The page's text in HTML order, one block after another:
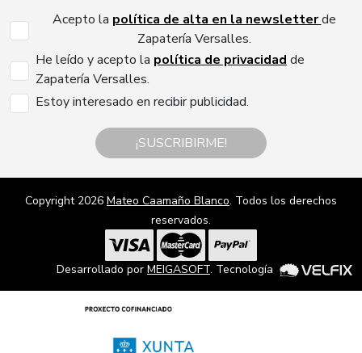
Acepto la política de alta en la newsletterde
Zapatería Versalles.
He leído y acepto la política de privacidad de
Zapatería Versalles.
Estoy interesado en recibir publicidad.
¡SUSCRIBIRME!
Copyright 2026 Mateo Caamaño Blanco. Todos los derechos
reservados.
Desarrollado por MEIGASOFT. Tecnología